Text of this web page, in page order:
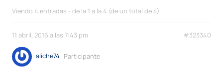
Viendo 4 entradas - de la 1 a la 4 (de un total de 4)
11 abril, 2016 a las 7:43 pm #323340
aliche74 Participante